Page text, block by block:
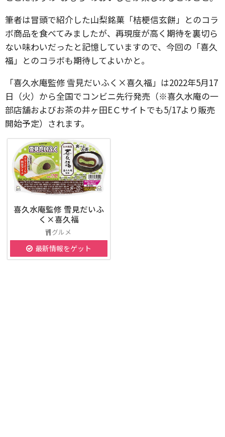
筆者は冒頭で紹介した山梨銘菓「桔梗信玄餅」とのコラ
ボ商品を食べてみましたが、再現度が高く期待を裏切ら
ない味わいだったと記憶していますので、今回の「喜久
福」とのコラボも期待してよいかと。
「喜久水庵監修 雪見だいふく×喜久福」は2022年5月17
日（火）から全国でコンビニ先行発売（※喜久水庵の一
部店舗およびお茶の井ヶ田EＣサイトでも5/17より販売
開始予定）されます。
喜久水庵監修 雪見だいふ
く×喜久福
グルメ
最新情報をゲット